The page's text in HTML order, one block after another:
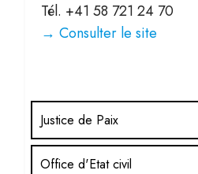
Tél. +41 58 721 24 70
→ Consulter le site
Justice de Paix
Office d'Etat civil